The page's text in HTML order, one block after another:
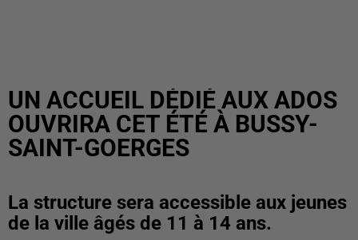
UN ACCUEIL DÉDIÉ AUX ADOS
OUVRIRA CET ÉTÉ À BUSSY-
SAINT-GOERGES
La structure sera accessible aux jeunes
de la ville âgés de 11 à 14 ans.